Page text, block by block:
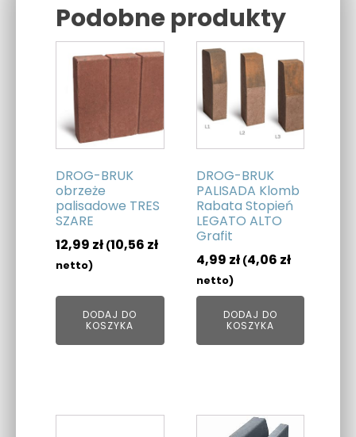
Podobne produkty
DROG-BRUK
obrzeże
palisadowe TRES
SZARE
12,99 zł (10,56 zł
netto)
DODAJ DO
KOSZYKA
DROG-BRUK
PALISADA Klomb
Rabata Stopień
LEGATO ALTO
Grafit
4,99 zł (4,06 zł
netto)
DODAJ DO
KOSZYKA